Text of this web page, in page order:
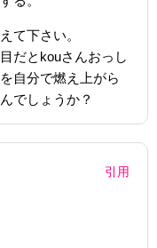
て下さい。
だとkouさんおっし
自分で燃え上がら
でしょうか？
引用